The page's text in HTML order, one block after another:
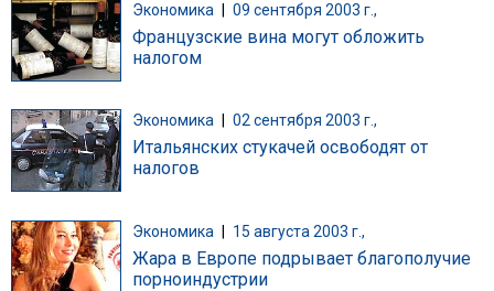
Экономика 09 сентября 2003 г.,
Французские вина могут обложить
налогом
Экономика 02 сентября 2003 г.,
Итальянских стукачей освободят от
налогов
Экономика | 15 августа 2003 г.,
Жара в Европе подрывает благополучие
порноиндустрии